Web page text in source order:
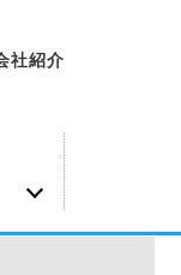
社紹介